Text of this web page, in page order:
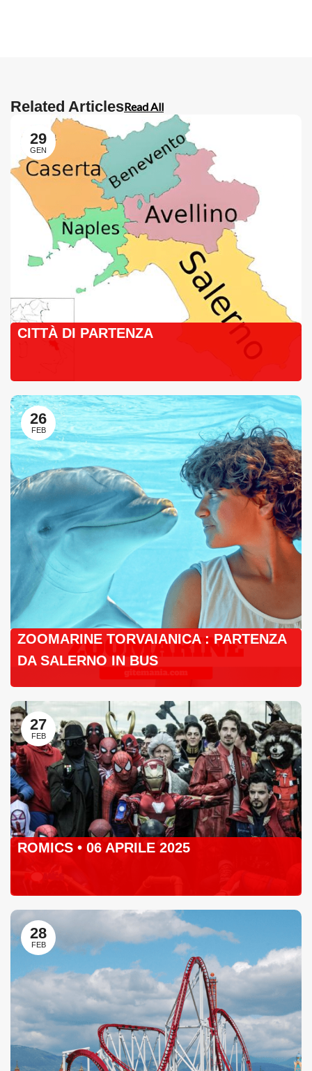
Related ArticlesRead All
29
GEN
CITTÀ DI PARTENZA
26
FEB
ZOOMARINE TORVAIANICA : PARTENZA
DA SALERNO IN BUS
27
FEB
ROMICS • 06 APRILE 2025
28
FEB